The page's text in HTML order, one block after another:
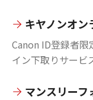
キヤノンオン
Canon ID登録者
イン下取りサービ
マンスリーフ